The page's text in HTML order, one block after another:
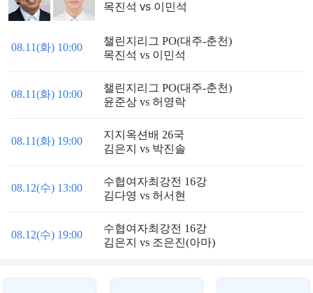
목진석 vs 이민석
08.11(화) 10:00
챌린지리그 PO(대주-춘천)
목진석 vs 이민석
08.11(화) 10:00
챌린지리그 PO(대주-춘천)
윤준상 vs 허영락
08.11(화) 19:00
지지옥션배 26국
김은지 vs 박진솔
08.12(수) 13:00
수협여자최강전 16강
김다영 vs 허서현
08.12(수) 19:00
수협여자최강전 16강
김은지 vs 조은진(아마)